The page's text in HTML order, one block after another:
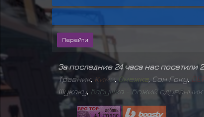
За последние 24 часа нас посетили
Травник, Кими, Омежка, Сон Гоку, DE
Шукаку, Бабушка - божий одуванчик